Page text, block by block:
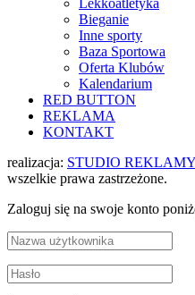
Lekkoatletyka
Bieganie
Inne sporty
Baza Sportowa
Oferta Klubów
Kalendarium
RED BUTTON
REKLAMA
KONTAKT
realizacja: STUDIO REKLAMY
wszelkie prawa zastrzeżone.
Zaloguj się na swoje konto